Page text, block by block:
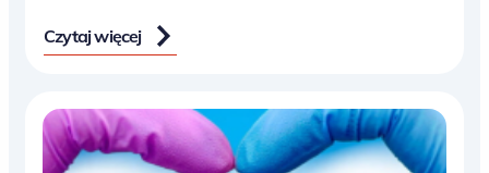
Czytaj więcej